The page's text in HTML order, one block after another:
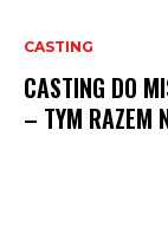
CASTING
CASTING DO
– TYM RAZEM